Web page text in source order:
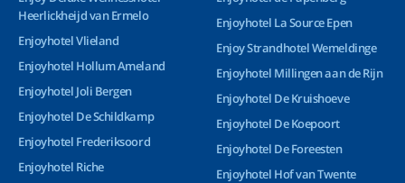
Heerlickheijd van Ermelo
Enjoyhotel Vlieland
Enjoyhotel Hollum Ameland
Enjoyhotel Joli Bergen
Enjoyhotel De Schildkamp
Enjoyhotel Frederiksoord
Enjoyhotel Riche
Enjoyhotel La Source Epen
Enjoy Strandhotel Wemeldinge
Enjoyhotel Millingen aan de Rijn
Enjoyhotel De Kruishoeve
Enjoyhotel De Koepoort
Enjoyhotel De Foreesten
Enjoyhotel Hof van Twente